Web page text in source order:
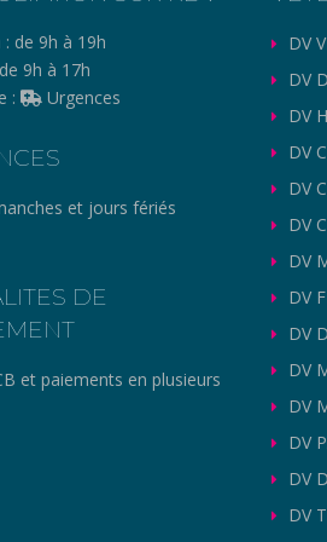
: de 9h à 19h
de 9h à 17h
:
Urgences
et jours fériés
DE
et paiements en plusieurs
DV
DV
DV
DV
DV
DV
DV
DV
DV
DV
DV
DV
DV
DV